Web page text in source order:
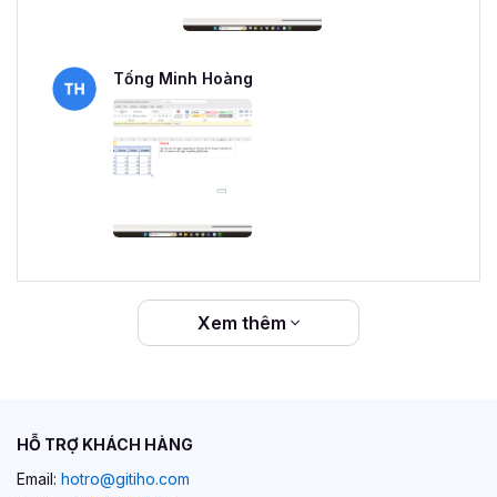
Tống Minh Hoàng
Xem thêm
HỖ TRỢ KHÁCH HÀNG
Email: hotro@gitiho.com